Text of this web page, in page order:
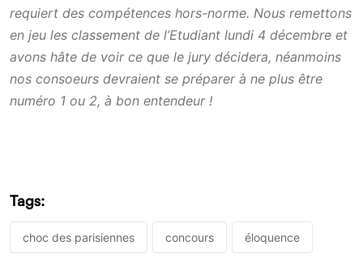
requiert des compétences hors-norme. Nous remettons
en jeu les classement de l’Etudiant lundi 4 décembre et
avons hâte de voir ce que le jury décidera, néanmoins
nos consoeurs devraient se préparer à ne plus être
numéro 1 ou 2, à bon entendeur !
Tags:
choc des parisiennes concours éloquence